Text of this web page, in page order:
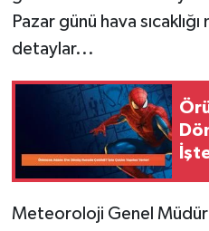
Pazar günü hava
detaylar...
Meteoroloji Genel